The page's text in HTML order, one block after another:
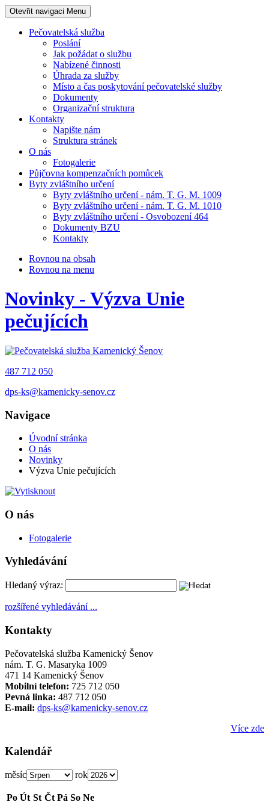
Otevřit navigaci Menu
Pečovatelská služba
Poslání
Jak požádat o službu
Nabízené činnosti
Úhrada za služby
Místo a čas poskytování pečovatelské služby
Dokumenty
Organizační struktura
Kontakty
Napište nám
Struktura stránek
O nás
Fotogalerie
Půjčovna kompenzačních pomůcek
Byty zvláštního určení
Byty zvláštního určení - nám. T. G. M. 1009
Byty zvláštního určení - nám. T. G. M. 1010
Byty zvláštního určení - Osvobození 464
Dokumenty BZU
Kontakty
Rovnou na obsah
Rovnou na menu
Novinky - Výzva Unie
pečujících
487 712 050
dps-ks@kamenicky-senov.cz
Navigace
Úvodní stránka
O nás
Novinky
Výzva Unie pečujících
O nás
Fotogalerie
Vyhledávání
Hledaný výraz:
rozšířené vyhledávání ...
Kontakty
Pečovatelská služba Kamenický Šenov
nám. T. G. Masaryka 1009
471 14 Kamenický Šenov
Mobilní telefon: 725 712 050
Pevná linka: 487 712 050
E-mail: dps-ks@kamenicky-senov.cz
Více zde
Kalendář
měsíc rok
Po Út St Čt Pá So Ne